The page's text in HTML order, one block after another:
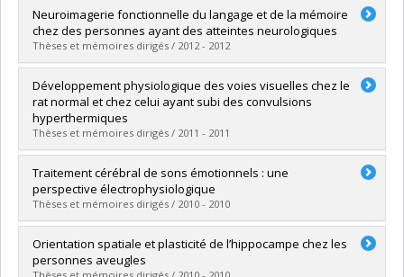
Graduate :Lazzouni, Latifa L.
Cycle :Doctoral
Grade :Ph. D.
Lien vers le document dans Papyrus
Neuroimagerie fonctionnelle du langage et de la mémoire
chez des personnes ayant des atteintes neurologiques
Thèses et mémoires dirigés / 2012 - 2012
Graduate :Pelletier, Isabelle
Cycle :Doctoral
Grade :Ph. D.
Lien vers le document dans Papyrus
Développement physiologique des voies visuelles chez le
rat normal et chez celui ayant subi des convulsions
hyperthermiques
Thèses et mémoires dirigés / 2011 - 2011
Graduate :Prévost, François
Cycle :Doctoral
Grade :Ph. D.
Lien vers le document dans Papyrus
Traitement cérébral de sons émotionnels : une
perspective électrophysiologique
Thèses et mémoires dirigés / 2010 - 2010
Graduate : Daigneault, Rafaël
Cycle :Master's
Orientation spatiale et plasticité de l’hippocampe chez les
personnes aveugles